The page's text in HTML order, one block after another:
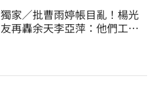
獨家／批曹雨婷帳目亂！楊光
友再轟余天李亞萍：他們工會